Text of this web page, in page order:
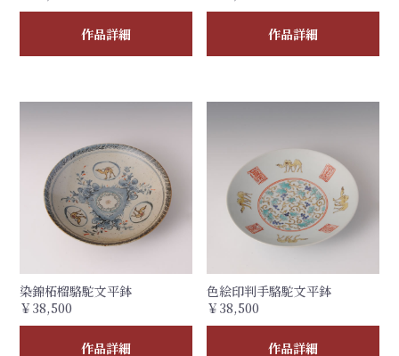
作品詳細 作品詳細
染錦柘榴駱駝文平鉢
￥38,500
作品詳細
色絵印判手駱駝文平鉢
￥38,500
作品詳細